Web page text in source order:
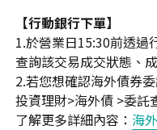
【行動銀行下單】
1.於營業日15:30前透過
查詢該交易成交狀態、
2.若您想確認海外債券
投資理財>海外債 >委託
了解更多詳細內容： 海